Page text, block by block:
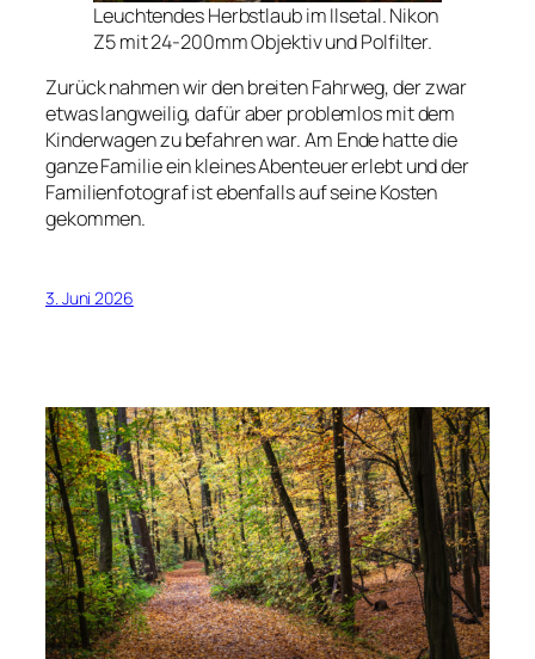
Leuchtendes Herbstlaub im Ilsetal. Nikon
Z5 mit 24-200mm Objektiv und Polfilter.
Zurück nahmen wir den breiten Fahrweg, der zwar
etwas langweilig, dafür aber problemlos mit dem
Kinderwagen zu befahren war. Am Ende hatte die
ganze Familie ein kleines Abenteuer erlebt und der
Familienfotograf ist ebenfalls auf seine Kosten
gekommen.
3. Juni 2026